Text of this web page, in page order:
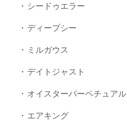
シードゥエラー
ディープシー
ミルガウス
デイトジャスト
オイスターパーペチュアル
エアキング